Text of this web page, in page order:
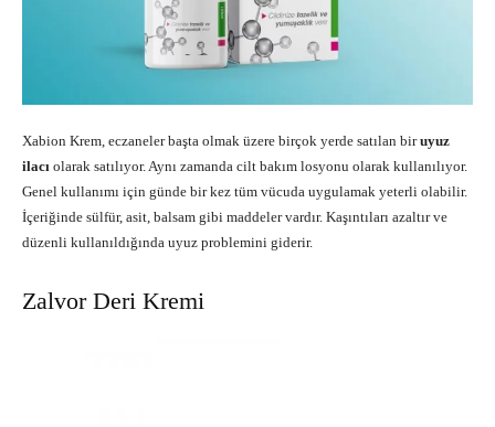
Xabion Krem, eczaneler başta olmak üzere birçok yerde satılan biruyuz
ilacı olarak satılıyor. Aynı zamanda cilt bakım losyonu olarak kullanılıyor.
Genel kullanımı için günde bir kez tüm vücuda uygulamak yeterli olabilir.
İçeriğinde sülfür, asit, balsam gibi maddeler vardır. Kaşıntıları azaltır ve
düzenli kullanıldığında uyuz problemini giderir.
Zalvor Deri Kremi